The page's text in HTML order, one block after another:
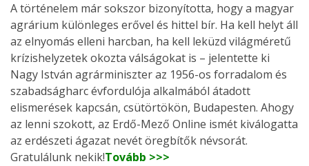
A történelem már sokszor bizonyította, hogy a magyar
agrárium különleges erővel és hittel bír. Ha kell helyt áll
az elnyomás elleni harcban, ha kell leküzd világméretű
krízishelyzetek okozta válságokat is – jelentette ki
Nagy István agrárminiszter az 1956-os forradalom és
szabadságharc évfordulója alkalmából átadott
elismerések kapcsán, csütörtökön, Budapesten. Ahogy
az lenni szokott, az Erdő-Mező Online ismét kiválogatta
az erdészeti ágazat nevét öregbítők névsorát.
Gratulálunk nekik!Tovább >>>